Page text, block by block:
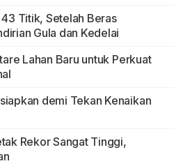
Titik, Setelah Beras
Gula dan Kedelai
Lahan Baru untuk Perkuat
demi Tekan Kenaikan
Rekor Sangat Tinggi,